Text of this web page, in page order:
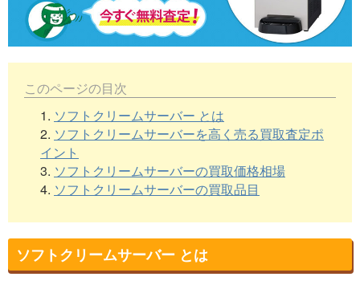
このページの目次
1. ソフトクリームサーバー とは
2. ソフトクリームサーバーを高く売る買取査定ポ
イント
3. ソフトクリームサーバーの買取価格相場
4. ソフトクリームサーバーの買取品目
ソフトクリームサーバー とは